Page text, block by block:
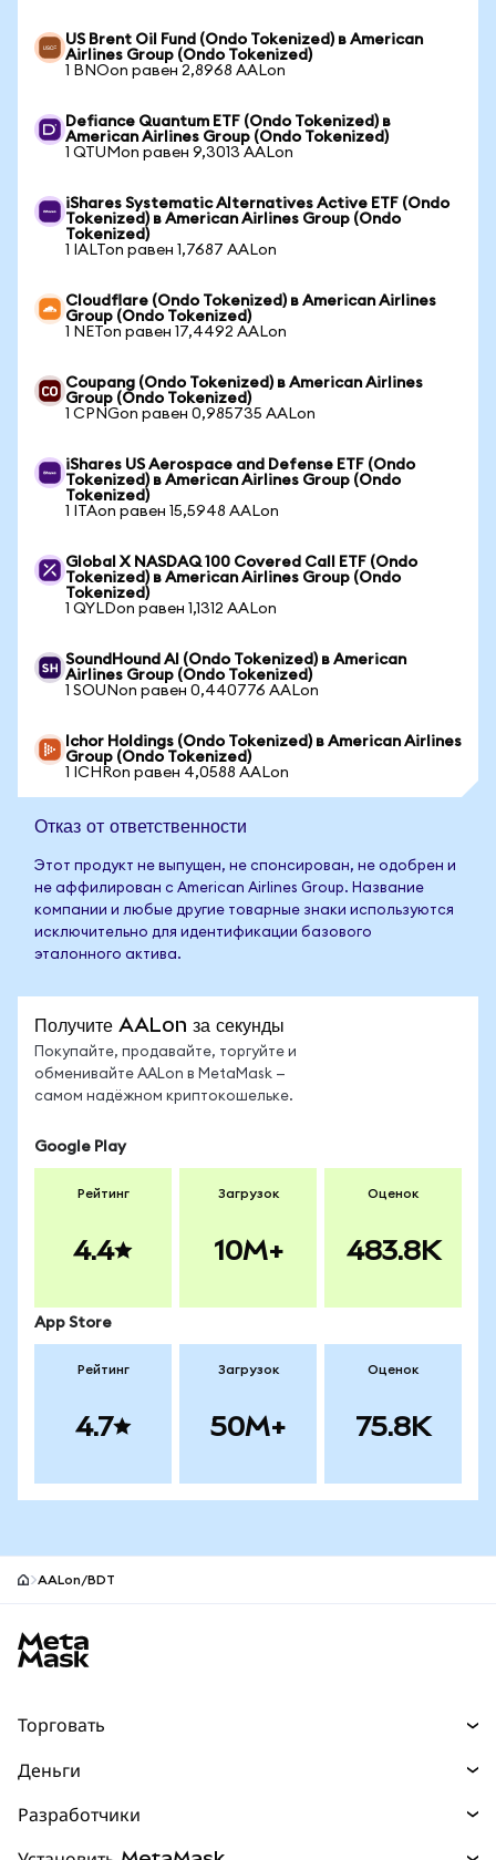
US Brent Oil Fund (Ondo Tokenized) в American
Airlines Group (Ondo Tokenized)
1 BNOon равен 2,8968 AALon
Defiance Quantum ETF (Ondo Tokenized) в
American Airlines Group (Ondo Tokenized)
1 QTUMon равен 9,3013 AALon
iShares Systematic Alternatives Active ETF (Ondo
Tokenized) в American Airlines Group (Ondo
Tokenized)
1 IALTon равен 1,7687 AALon
Cloudflare (Ondo Tokenized) в American Airlines
Group (Ondo Tokenized)
1 NETon равен 17,4492 AALon
Coupang (Ondo Tokenized) в American Airlines
Group (Ondo Tokenized)
1 CPNGon равен 0,985735 AALon
iShares US Aerospace and Defense ETF (Ondo
Tokenized) в American Airlines Group (Ondo
Tokenized)
1 ITAon равен 15,5948 AALon
Global X NASDAQ 100 Covered Call ETF (Ondo
Tokenized) в American Airlines Group (Ondo
Tokenized)
1 QYLDon равен 1,1312 AALon
SoundHound AI (Ondo Tokenized) в American
Airlines Group (Ondo Tokenized)
1 SOUNon равен 0,440776 AALon
Ichor Holdings (Ondo Tokenized) в American Airlines
Group (Ondo Tokenized)
1 ICHRon равен 4,0588 AALon
Отказ от ответственности
Этот продукт не выпущен, не спонсирован, не одобрен и
не аффилирован с American Airlines Group. Название
компании и любые другие товарные знаки используются
исключительно для идентификации базового
эталонного актива.
Получите AALon за секунды
Покупайте, продавайте, торгуйте и
обменивайте AALon в MetaMask —
самом надёжном криптокошельке.
Google Play
Рейтинг
4.4
Загрузок
10M+
Оценок
483.8K
App Store
Рейтинг
4.7
Загрузок
50M+
Оценок
75.8K
AALon/BDT
Торговать
Прогнозы
Деньги
Разработчики